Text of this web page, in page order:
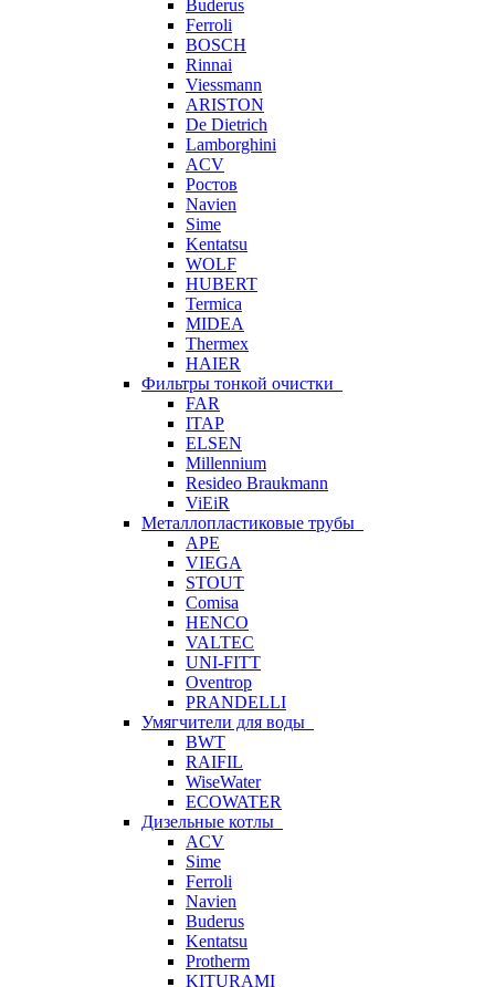
Buderus
Ferroli
BOSCH
Rinnai
Viessmann
ARISTON
De Dietrich
Lamborghini
ACV
Ростов
Navien
Sime
Kentatsu
WOLF
HUBERT
Termica
MIDEA
Thermex
HAIER
Фильтры тонкой очистки
FAR
ITAP
ELSEN
Millennium
Resideo Braukmann
ViEiR
Металлопластиковые трубы
APE
VIEGA
STOUT
Comisa
HENCO
VALTEC
UNI-FITT
Oventrop
PRANDELLI
Умягчители для воды
BWT
RAIFIL
WiseWater
ECOWATER
Дизельные котлы
ACV
Sime
Ferroli
Navien
Buderus
Kentatsu
Protherm
KITURAMI